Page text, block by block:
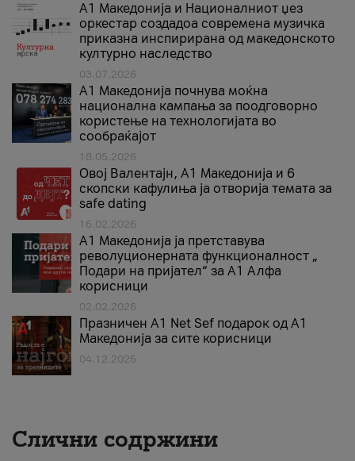
А1 Македонија и Националниот џез
оркестар создадоа современа музичка
приказна инспирирана од македонското
културно наследство
03.07.2026
A1 Македонија почнува моќна
национална кампања за поодговорно
користење на технологијата во
сообраќајот
18.05.2026
Овој Валентајн, A1 Македонија и 6
скопски кафулиња ја отворија темата за
safe dating
16.02.2026
А1 Македонија ја претставува
револуционерната функционалност „
Подари на пријател“ за А1 Алфа
корисници
02.02.2026
Празничен A1 Net Sеf подарок од А1
Македонија за сите корисници
04.12.2025
Слични содржини